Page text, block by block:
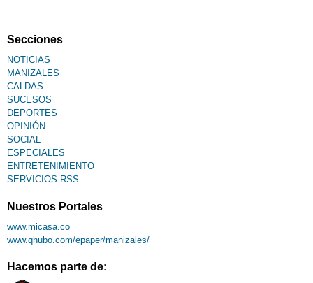
Secciones
NOTICIAS
MANIZALES
CALDAS
SUCESOS
DEPORTES
OPINIÓN
SOCIAL
ESPECIALES
ENTRETENIMIENTO
SERVICIOS RSS
Nuestros Portales
www.micasa.co
www.qhubo.com/epaper/manizales/
Hacemos parte de: